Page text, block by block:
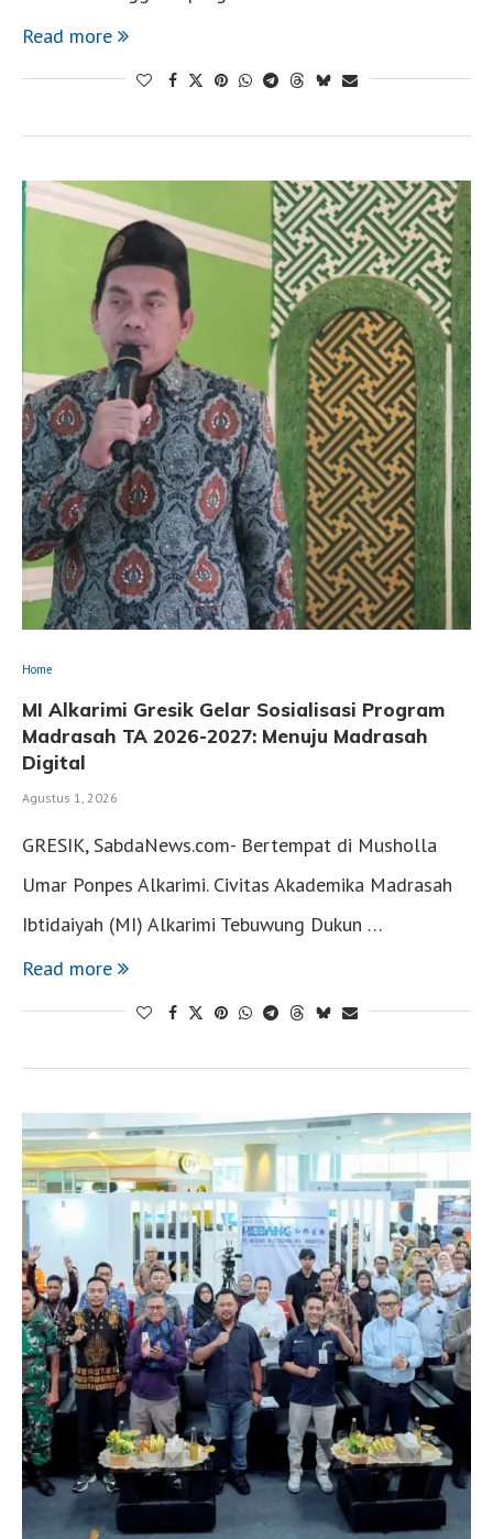
Read more
Home
MI Alkarimi Gresik Gelar Sosialisasi Program
Madrasah TA 2026-2027: Menuju Madrasah
Digital
Agustus 1, 2026
GRESIK, SabdaNews.com- Bertempat di Musholla
Umar Ponpes Alkarimi. Civitas Akademika Madrasah
Ibtidaiyah (MI) Alkarimi Tebuwung Dukun …
Read more